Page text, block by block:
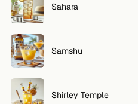
Sahara
Samshu
Shirley Temple